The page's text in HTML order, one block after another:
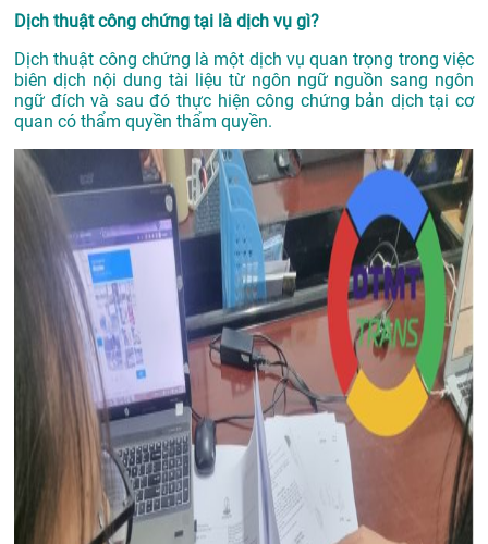
Dịch thuật công chứng tại là dịch vụ gì?
Dịch thuật công chứng là một dịch vụ quan trọng trong việc
biên dịch nội dung tài liệu từ ngôn ngữ nguồn sang ngôn
ngữ đích và sau đó thực hiện công chứng bản dịch tại cơ
quan có thẩm quyền thẩm quyền.